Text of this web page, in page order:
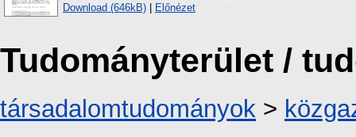
Download (646kB) | Előnézet
Tudományterület /
társadalomtudományok >